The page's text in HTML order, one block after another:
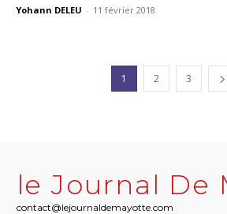
Yohann DELEU - 11 février 2018
1 2 3
le Journal De
contact@lejournaldemayotte.com